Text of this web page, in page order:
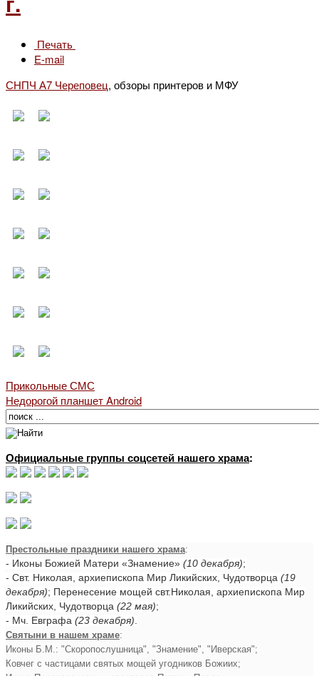
Печать
E-mail
СНПЧ А7 Череповец, обзоры принтеров и МФУ
Прикольные СМС
Недорогой планшет Android
Официальные группы соцсетей нашего храма:
Престольные праздники нашего храма:
- Иконы Божией Матери «Знамение» (10 декабря);
- Свт. Николая, архиепископа Мир Ликийских, Чудотворца (19
декабря); Перенесение мощей свт.Николая, архиепископа Мир
Ликийских, Чудотворца (22 мая);
- Мч. Евграфа (23 декабря)
Святыни в нашем храме:
Иконы Б.М.: "Скоропослушница", "Знамение", "Иверская";
Ковчег с частицами святых мощей угодников Божиих;